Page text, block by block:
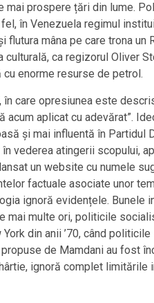
mai prospere țări din lume.
în Venezuela regimul
mâna pe care trona un
ca regizorul Oliver
enorme resurse de petrol.
care opresiunea este
aplicat cu adevărat”.
și mai influentă în Partidul
vederea atingerii scopului,
un website cu numele
factuale asociate unor
ignoră evidențele. Bunele
mai multe ori, politicile
din anii ’70, când
de Mamdani au fost
ignoră complet limitările